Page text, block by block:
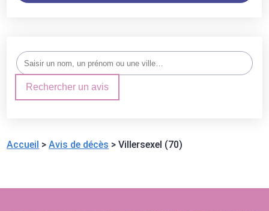
Rechercher un avis
Accueil >Avis de décès >Villersexel (70)